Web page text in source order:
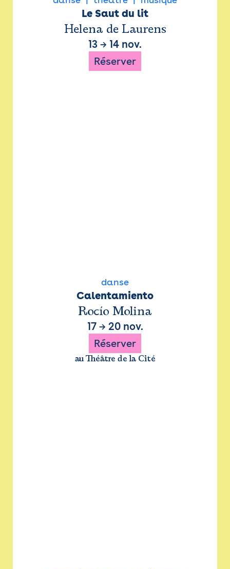
Le Saut du lit
Helena de Laurens
13 → 14 nov.
Réserver
danse
Calentamiento
Rocío Molina
17→ 20 nov.
Réserver
au Théâtre de la Cité